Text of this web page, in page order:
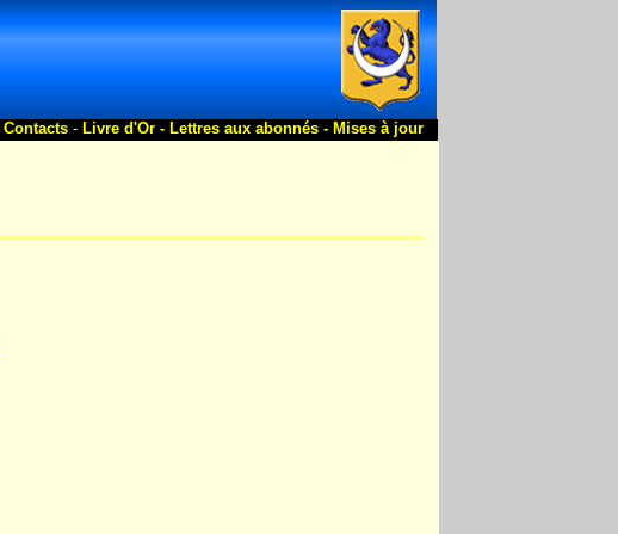
Contacts- Livre d'Or - Lettres aux abonnés - Mises à jour